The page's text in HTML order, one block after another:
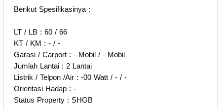
Berikut Spesifikasinya :
LT / LB : 60 / 66
KT / KM : - / -
Garasi / Carport : - Mobil / - Mobil
Jumlah Lantai : 2 Lantai
Listrik / Telpon /Air : -00 Watt / - / -
Orientasi Hadap : -
Status Property : SHGB